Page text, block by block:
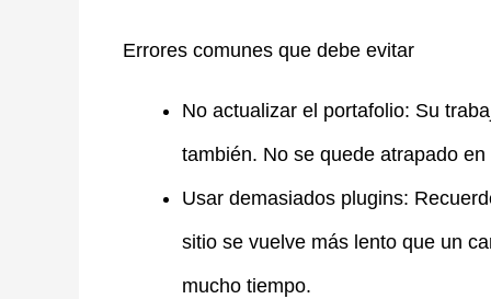
Errores comunes que debe evitar
No actualizar el portafolio: Su
también. No se quede atrapado
Usar demasiados plugins:
sitio se vuelve más lento que un
mucho tiempo.